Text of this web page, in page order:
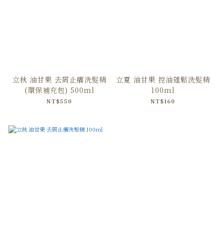
立秋 油甘果 去屑止癢洗髮精
(環保補充包) 500ml
NT$550
立夏 油甘果 控油蓬鬆洗髮精
100ml
NT$160